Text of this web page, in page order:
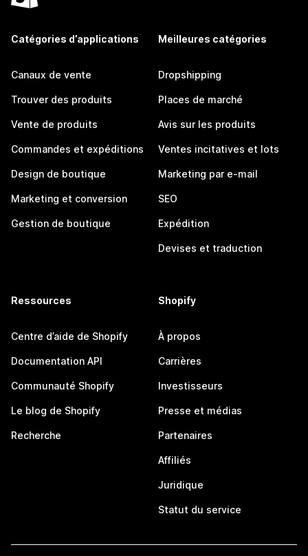
Catégories d’applications
Canaux de vente
Trouver des produits
Vente de produits
Commandes et expéditions
Design de boutique
Marketing et conversion
Gestion de boutique
Meilleures catégories
Dropshipping
Places de marché
Avis sur les produits
Ventes incitatives et lots
Marketing par e-mail
SEO
Expédition
Devises et traduction
Ressources
Centre d’aide de Shopify
Documentation API
Communauté Shopify
Le blog de Shopify
Recherche
Shopify
À propos
Carrières
Investisseurs
Presse et médias
Partenaires
Affiliés
Juridique
Statut du service